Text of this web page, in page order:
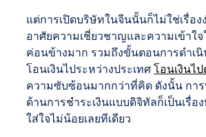
แต่การเปิดบริษัทในจีนนั้นก็ไม่ใช่เรื่อง
อาศัยความเชี่ยวชาญและความเข้าใ
ค่อนข้างมาก รวมถึงขั้นตอนการดำเ
โอนเงินไประหว่างประเทศโอนเงินไ
ความซับซ้อนมากกว่าที่คิด ดังนั้น กา
ด้านการชำระเงินแบบดิจิทัลก็เป็นเรื่
ใส่ใจไม่น้อยเลยทีเดียว